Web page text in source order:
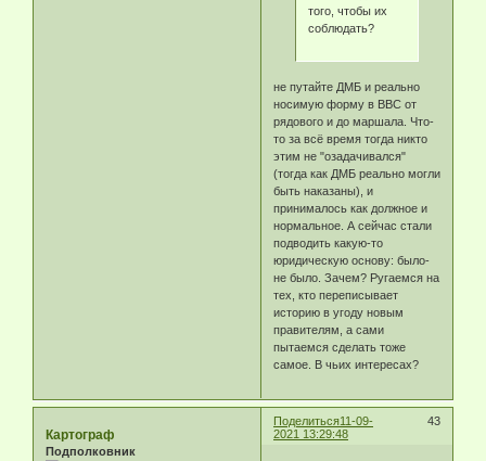
того, чтобы их
соблюдать?
не путайте ДМБ и реально
носимую форму в ВВС от
рядового и до маршала. Что-
то за всё время тогда никто
этим не "озадачивался"
(тогда как ДМБ реально могли
быть наказаны), и
принималось как должное и
нормальное. А сейчас стали
подводить какую-то
юридическую основу: было-
не было. Зачем? Ругаемся на
тех, кто переписывает
историю в угоду новым
правителям, а сами
пытаемся сделать тоже
самое. В чьих интересах?
Поделиться 43
11-09-
2021 13:29:48
Картограф
Подполковник